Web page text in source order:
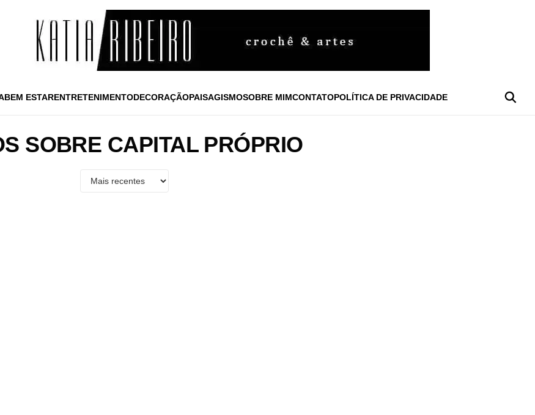
BEM ESTARENTRETENIMENTODECORAÇÃOPAISAGISMOSOBRE MIMCONTATOPOLÍTICA DE PRIVACIDADE
SOBRE CAPITAL PRÓPRIO